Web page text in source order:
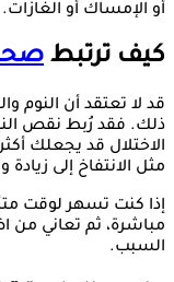
أو الإمساك أو الغازات.
كيف ترتبط
قد لا تعتقد أن النوم
ذلك. فقد رُبط نقص النوم
الاختلال قد يجعلك
مثل الانتفاخ إلى
إذا كنت تسهر لوقت
مباشرة، ثم تعاني من
السبب.